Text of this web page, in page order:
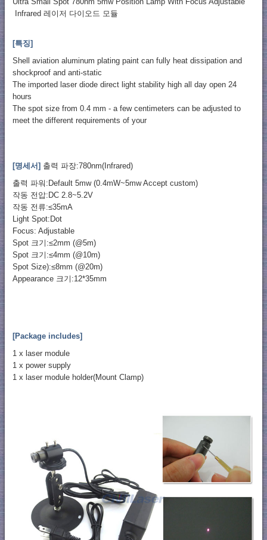
Infrared 레이저 다이오드 모듈
[특징]
Shell aviation aluminum plating paint can fully heat dissipation and
shockproof and anti-static
The imported laser diode direct light stability high all day open 24
hours
The spot size from 0.4 mm - a few centimeters can be adjusted to
meet the different requirements of your
[명세서] 출력 파장:780nm(Infrared)
출력 파워:Default 5mw (0.4mW~5mw Accept custom)
작동 전압:DC 2.8~5.2V
작동 전류:≤35mA
Light Spot:Dot
Focus: Adjustable
Spot 크기:≤2mm (@5m)
Spot 크기:≤4mm (@10m)
Spot Size):≤8mm (@20m)
Appearance 크기:12*35mm
[Package includes]
1 x laser module
1 x power supply
1 x laser module holder(Mount Clamp)